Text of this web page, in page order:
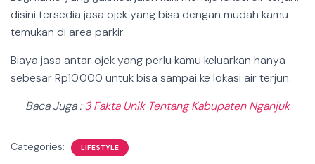
disini tersedia jasa ojek yang bisa dengan mudah kamu
temukan di area parkir.
Biaya jasa antar ojek yang perlu kamu keluarkan hanya
sebesar Rp10.000 untuk bisa sampai ke lokasi air terjun.
Baca Juga :3 Fakta Unik Tentang Kabupaten Nganjuk
Categories: LIFESTYLE